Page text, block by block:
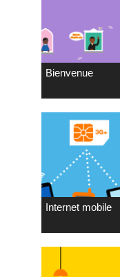
Bienvenue
Internet mobile